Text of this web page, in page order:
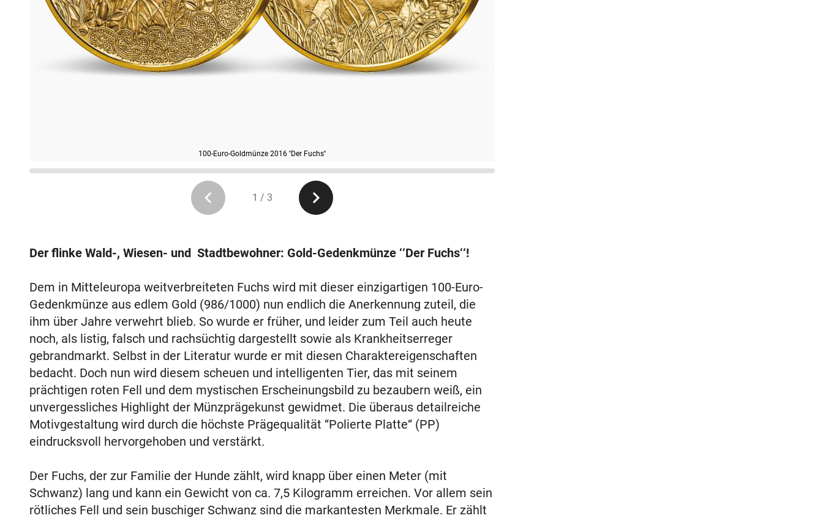
100-Euro-Goldmünze 2016 ''Der Fuchs''
1 / 3
Der flinke Wald-, Wiesen- und Stadtbewohner: Gold-Gedenkmünze ‘‘Der Fuchs‘‘!
Dem in Mitteleuropa weitverbreiteten Fuchs wird mit dieser einzigartigen 100-Euro-
Gedenkmünze aus edlem Gold (986/1000) nun endlich die Anerkennung zuteil, die
ihm über Jahre verwehrt blieb. So wurde er früher, und leider zum Teil auch heute
noch, als listig, falsch und rachsüchtig dargestellt sowie als Krankheitserreger
gebrandmarkt. Selbst in der Literatur wurde er mit diesen Charaktereigenschaften
bedacht. Doch nun wird diesem scheuen und intelligenten Tier, das mit seinem
prächtigen roten Fell und dem mystischen Erscheinungsbild zu bezaubern weiß, ein
unvergessliches Highlight der Münzprägekunst gewidmet. Die überaus detailreiche
Motivgestaltung wird durch die höchste Prägequalität ‘‘Polierte Platte‘‘ (PP)
eindrucksvoll hervorgehoben und verstärkt.
Der Fuchs, der zur Familie der Hunde zählt, wird knapp über einen Meter (mit
Schwanz) lang und kann ein Gewicht von ca. 7,5 Kilogramm erreichen. Vor allem sein
rötliches Fell und sein buschiger Schwanz sind die markantesten Merkmale. Er zählt